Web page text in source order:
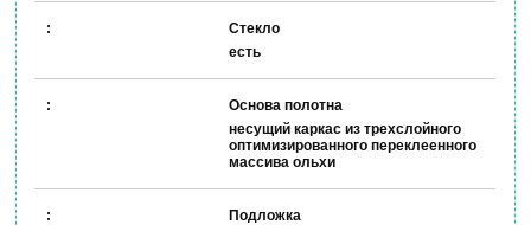
Стекло
есть
Основа полотна
несущий каркас из трехслойного
оптимизированного переклеенного
массива ольхи
Подложка